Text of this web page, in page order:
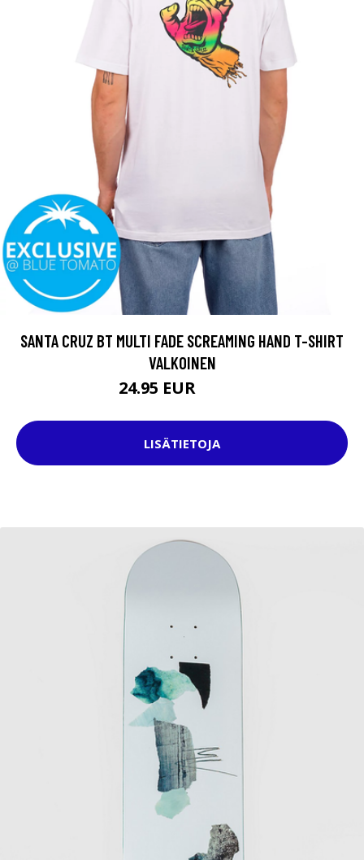
SANTA CRUZ BT MULTI FADE SCREAMING HAND T-SHIRT
VALKOINEN
24.95 EUR
LISÄTIETOJA